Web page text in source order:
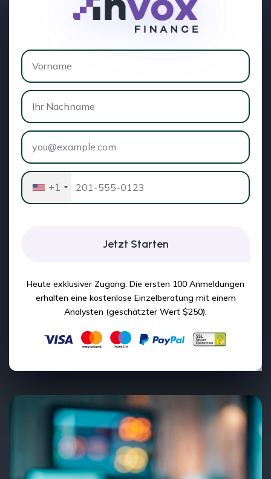
+1
Jetzt Starten
Heute exklusiver Zugang: Die ersten 100 Anmeldungen
erhalten eine kostenlose Einzelberatung mit einem
Analysten (geschätzter Wert $250).